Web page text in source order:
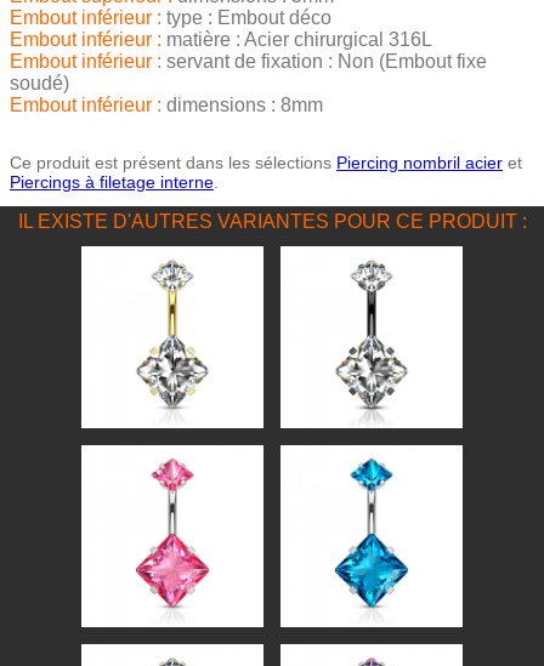
Embout inférieur : type : Embout déco
Embout inférieur : matière : Acier chirurgical 316L
Embout inférieur : servant de fixation : Non (Embout fixe
soudé)
Embout inférieur : dimensions : 8mm
Ce produit est présent dans les sélections Piercing nombril acier et
Piercings à filetage interne.
IL EXISTE D'AUTRES VARIANTES POUR CE PRODUIT :